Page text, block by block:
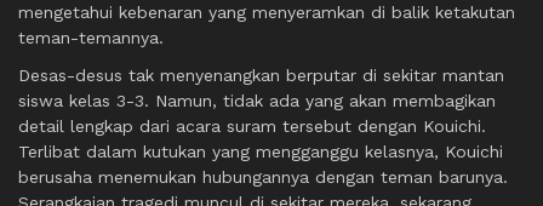
mengetahui kebenaran yang menyeramkan di balik ketakutan
teman-temannya.
Desas-desus tak menyenangkan berputar di sekitar mantan
siswa kelas 3-3. Namun, tidak ada yang akan membagikan
detail lengkap dari acara suram tersebut dengan Kouichi.
Terlibat dalam kutukan yang mengganggu kelasnya, Kouichi
berusaha menemukan hubungannya dengan teman barunya.
Serangkaian tragedi muncul di sekitar mereka, sekarang